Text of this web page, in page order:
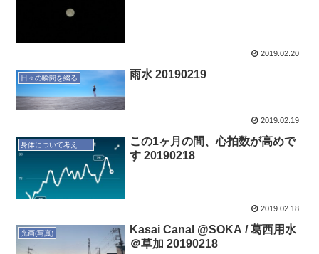
2019.02.20
日々の瞬間を綴る 雨水 20190219
2019.02.19
この1ヶ月の間、心拍数が高めで
す 20190218
2019.02.18
光画(写真)
Kasai Canal @SOKA / 葛西用水
＠草加 20190218